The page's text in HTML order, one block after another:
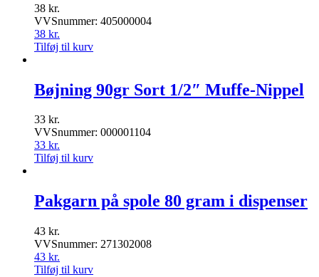
38 kr.
VVSnummer: 405000004
38 kr.
Tilføj til kurv
Bøjning 90gr Sort 1/2″ Muffe-Nippel
33 kr.
VVSnummer: 000001104
33 kr.
Tilføj til kurv
Pakgarn på spole 80 gram i dispenser
43 kr.
VVSnummer: 271302008
43 kr.
Tilføj til kurv